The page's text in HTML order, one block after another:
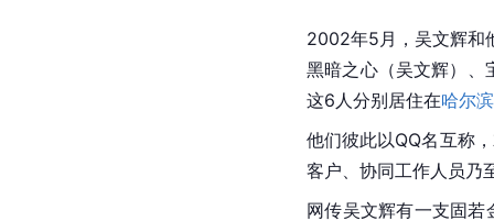
2002年5月，吴文辉
黑暗之心（吴文辉）、
这6人分别居住在哈尔滨
他们彼此以QQ名互称
客户、协同工作人员乃
网传吴文辉有一支固若